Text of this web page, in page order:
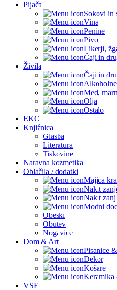
Pijača
Sokovi in
Vina
Penine
Pivo
Likerji,
Čaji in
Živila
Čaji in
Med,
Olja
Ostalo
EKO
Knjižnica
Glasba
Literatura
Tiskovine
Naravna kozmetika
Oblačila / dodatki
Majica
Nakit
Nakit zanj
Modni
Obeski
Obutev
Nogavice
Dom & Art
Pisanice
Dekor
Košare
Keramika
VSE